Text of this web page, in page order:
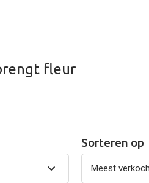
fleur
Sorteren op